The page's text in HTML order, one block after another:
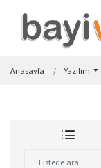
Anasayfa Yazılım